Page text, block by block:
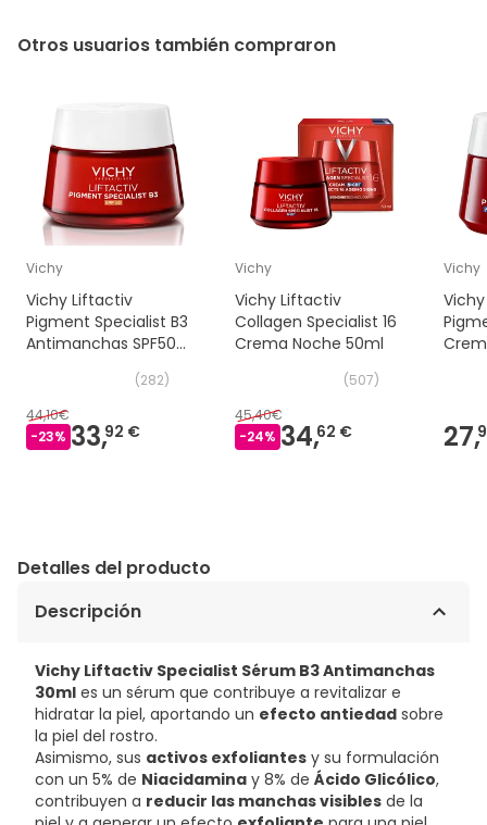
Otros usuarios también compraron
Vichy
Vichy Liftactiv
Pigment Specialist B3
Antimanchas SPF50
(282)
44,10€
-23% 33,92 €
Vichy
Vichy Liftactiv
Collagen Specialist 16
Crema Noche 50ml
(507)
45,40€
-24% 34,62 €
Vichy
27,
Detalles del producto
Descripción
Vichy Liftactiv Specialist Sérum B3 Antimanchas
30ml es un sérum que contribuye a revitalizar e
hidratar la piel, aportando un efecto antiedad sobre
la piel del rostro.
Asimismo, sus activos exfoliantes y su formulación
con un 5% de Niacidamina y 8% de Ácido Glicólico,
contribuyen a reducir las manchas visibles de la